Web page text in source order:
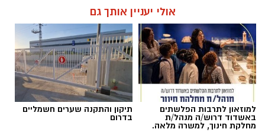
להאזנה לתוכן:
יהלי אוזן / 19:37 25.10.20
אולי יעניין אותך גם
למוזאון לתרבות הפלשתים
באשדוד דרוש/ה מנהל/ת
מחלקת חינוך, למשרה מלאה.
תיקון והתקנה שערים חשמליים
בדרום